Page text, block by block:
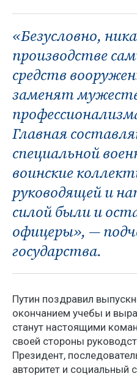
«Безусловно,
производстве
средств
заменят
Главная
специальной
воинские
руководящей и
силой были и
офицеры», —
государства.
Путин поздравил
окончанием учебы и
станут настоящими
своей стороны
Президент,
авторитет и социальный